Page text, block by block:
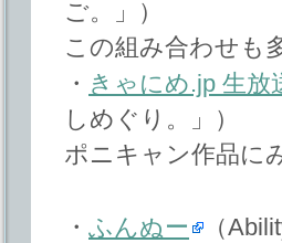
ご。」）
この組み合わせも
・ きゃにめ.jp 生放
しめぐり。」）
ポニキャン作品に
・ ふんぬー
（